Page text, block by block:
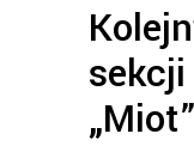
„Miot”